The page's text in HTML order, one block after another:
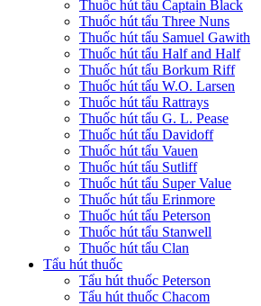
Thuốc hút tẩu Captain Black
Thuốc hút tẩu Three Nuns
Thuốc hút tẩu Samuel Gawith
Thuốc hút tẩu Half and Half
Thuốc hút tẩu Borkum Riff
Thuốc hút tẩu W.O. Larsen
Thuốc hút tẩu Rattrays
Thuốc hút tẩu G. L. Pease
Thuốc hút tẩu Davidoff
Thuốc hút tẩu Vauen
Thuốc hút tẩu Sutliff
Thuốc hút tẩu Super Value
Thuốc hút tẩu Erinmore
Thuốc hút tẩu Peterson
Thuốc hút tẩu Stanwell
Thuốc hút tẩu Clan
Tẩu hút thuốc
Tẩu hút thuốc Peterson
Tẩu hút thuốc Chacom